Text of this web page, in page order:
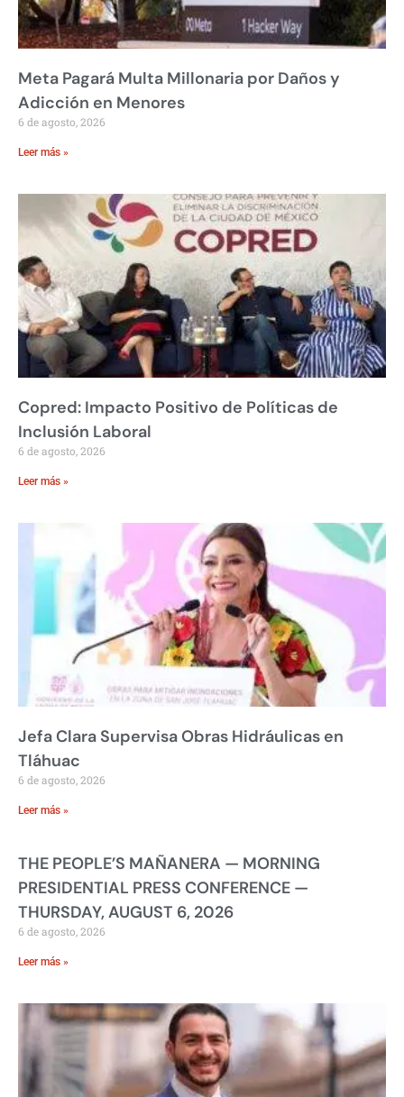
Meta Pagará Multa Millonaria por Daños y
Adicción en Menores
6 de agosto, 2026
Leer más »
Copred: Impacto Positivo de Políticas de
Inclusión Laboral
6 de agosto, 2026
Leer más »
Jefa Clara Supervisa Obras Hidráulicas en
Tláhuac
6 de agosto, 2026
Leer más »
THE PEOPLE’S MAÑANERA — MORNING
PRESIDENTIAL PRESS CONFERENCE —
THURSDAY, AUGUST 6, 2026
6 de agosto, 2026
Leer más »